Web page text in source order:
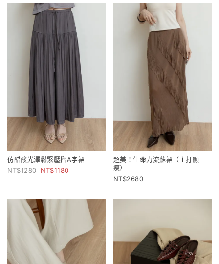
仿醋酸光澤鬆緊壓摺A字裙
1280
1180
超美！生命力流蘇裙（主打顯
瘦）
2680